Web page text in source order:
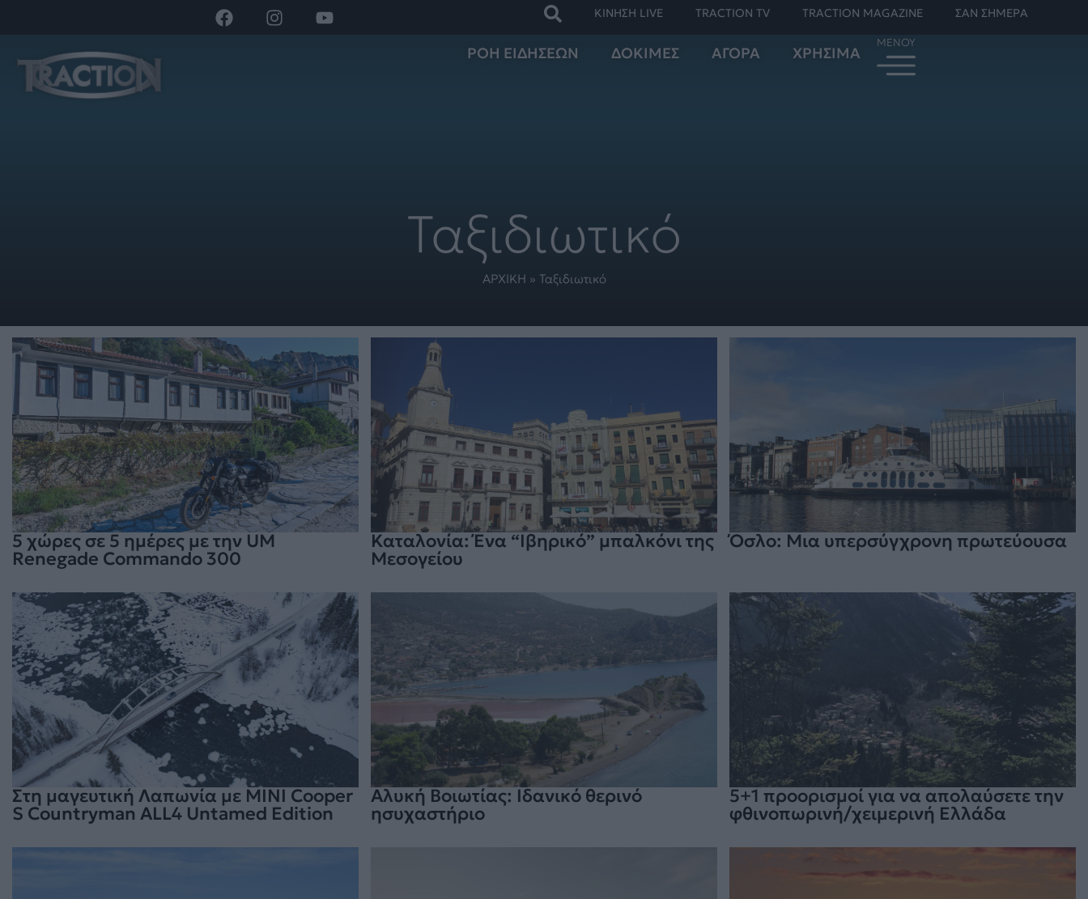
ΚΙΝΗΣΗ LIVE TRACTION TV TRACTION MAGAZINE ΣΑΝ ΣΗΜΕΡΑ
ΡΟΗ ΕΙΔΗΣΕΩΝ ΔΟΚΙΜΕΣ ΑΓΟΡΑ ΧΡΗΣΙΜΑ
Ταξιδιωτικό
ΑΡΧΙΚΗ » Ταξιδιωτικό
5 χώρες σε 5 ημέρες με την UM
Renegade Commando 300
Καταλονία: Ένα “Ιβηρικό” μπαλκόνι της
Μεσογείου
Όσλο: Μια υπερσύγχρονη πρωτεύουσα
Στη μαγευτική Λαπωνία με MINI Cooper
S Countryman ALL4 Untamed Edition
Αλυκή Βοιωτίας: Ιδανικό θερινό
ησυχαστήριο
5+1 προορισμοί για να απολαύσετε την
φθινοπωρινή/χειμερινή Ελλάδα